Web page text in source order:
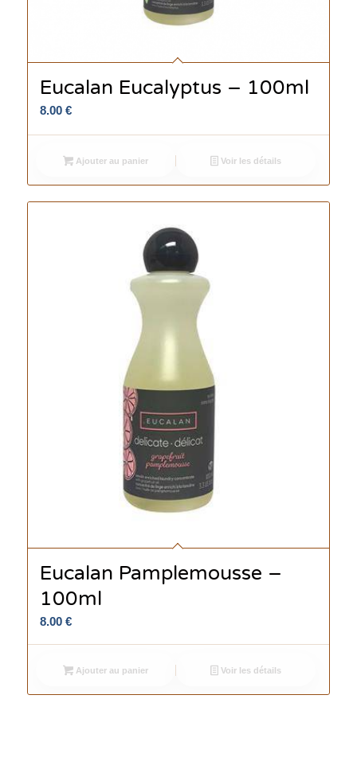
Eucalan Eucalyptus – 100ml
8.00 €
Ajouter au panier Voir les détails
Eucalan Pamplemousse –
100ml
8.00 €
Ajouter au panier Voir les détails